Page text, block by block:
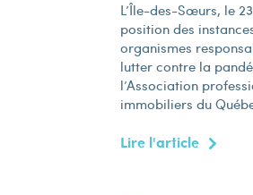
L’Île-des-Sœurs, le
position des
organismes
lutter contre la
l’Association
immobiliers du
Lire l'article